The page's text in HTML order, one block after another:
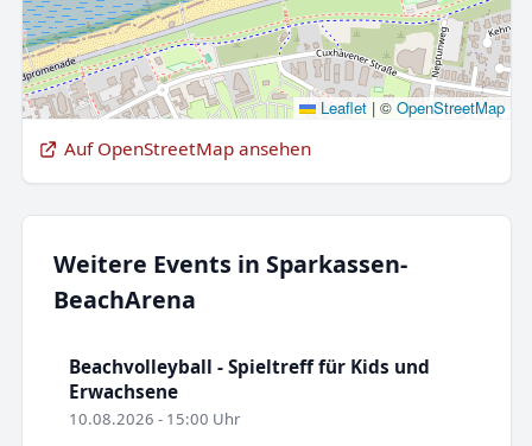
Leaflet |© OpenStreetMap
Auf OpenStreetMap ansehen
Weitere Events in Sparkassen-
BeachArena
Beachvolleyball - Spieltreff für Kids und
Erwachsene
10.08.2026 - 15:00 Uhr